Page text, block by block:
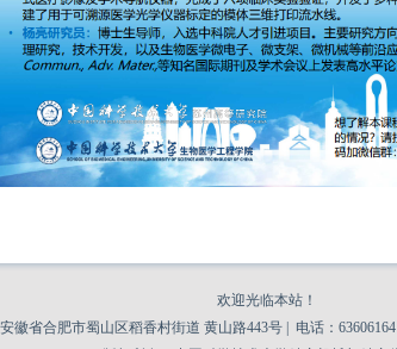
欢迎光临本站！
徽省合肥市蜀山区稻香村街道 黄山路443号 |
电话：63606164 |